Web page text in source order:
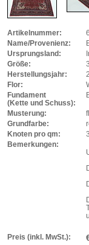
Artikelnummer:
Name/Provenienz:
Ursprungsland:
Größe:
Herstellungsjahr:
Flor:
Fundament
(Kette und Schuss):
Musterung:
Grundfarbe:
Knoten pro qm:
Bemerkungen:
Preis (inkl. MwSt.):